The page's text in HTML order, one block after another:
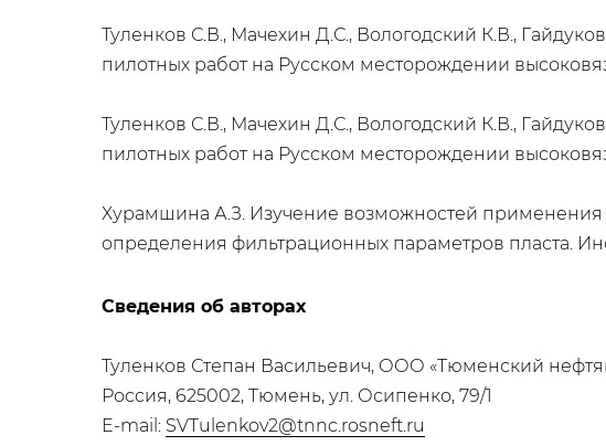
Туленков С.В., Мачехин Д.С., Вологодский К.В.,
пилотных работ на Русском месторождении
Туленков С.В., Мачехин Д.С., Вологодский К.В.,
пилотных работ на Русском месторождении
Хурамшина А.З. Изучение возможностей применения
определения фильтрационных параметров пласта.
Сведения об авторах
Туленков Степан Васильевич, ООО «Тюменский
Россия, 625002, Тюмень, ул. Осипенко, 79/1
E-mail: SVTulenkov2@tnnc.rosneft.ru